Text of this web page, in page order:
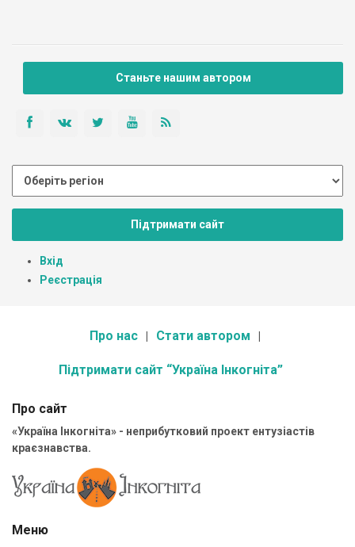
Станьте нашим автором
Підтримати сайт
Вхід
Реєстрація
Про нас Стати автором
Підтримати сайт “Україна Інкогніта”
Про сайт
«Україна Інкогніта» - неприбутковий проект ентузіастів
краєзнавства.
Меню